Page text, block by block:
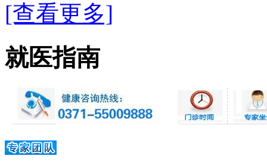
[查看更多]
就医指南